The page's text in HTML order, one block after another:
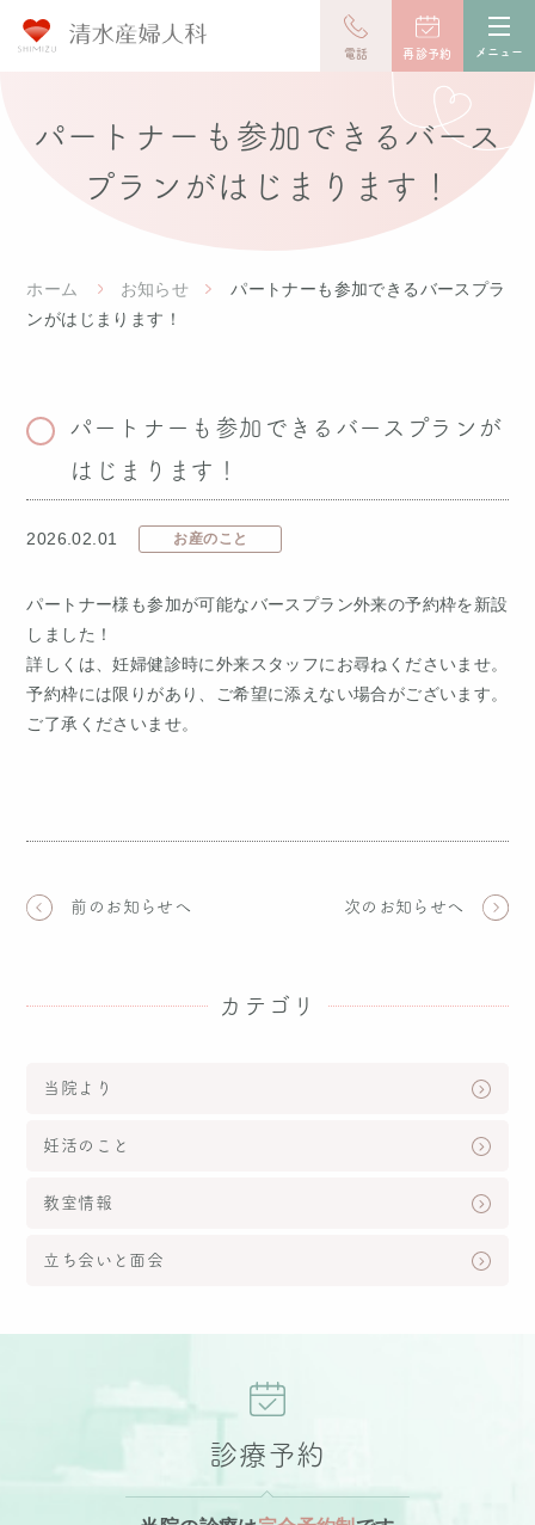
電話 再診予約 メニュー
パートナーも参加できるバース
プランがはじまります！
ホーム お知らせ
パートナーも参加できるバースプラ
ンがはじまります！
パートナーも参加できるバースプランが
はじまります！
2026.02.01 お産のこと
パートナー様も参加が可能なバースプラン外来の予約枠を新設
しました！
詳しくは、妊婦健診時に外来スタッフにお尋ねくださいませ。
予約枠には限りがあり、ご希望に添えない場合がございます。
ご了承くださいませ。
前のお知らせへ 次のお知らせへ
カテゴリ
当院より
妊活のこと
教室情報
立ち会いと面会
診療予約